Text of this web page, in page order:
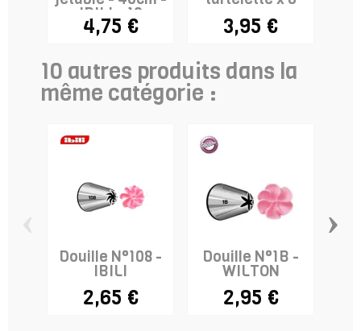
IBILI x 10
4,75 € 3,95 €
10 autres produits dans la
même catégorie :
Douille N°108 -
IBILI
2,65 €
Douille N°1B -
WILTON
2,95 €
›